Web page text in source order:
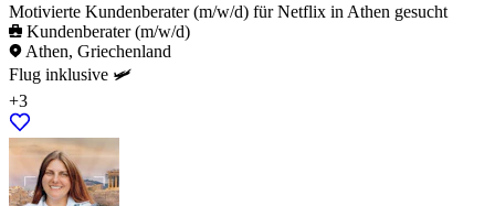
Motivierte Kundenberater (m/w/d) für Netflix in Athen gesucht
Kundenberater (m/w/d)
Athen, Griechenland
Flug inklusive 🛩️
+3